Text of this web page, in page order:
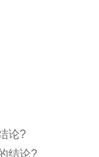
论?
结论?